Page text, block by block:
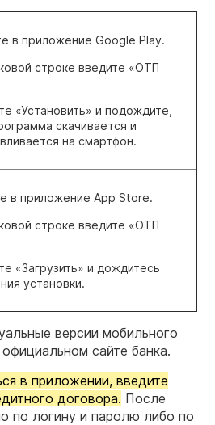
в приложение Google Play.
строке введите «ОТП
«Установить» и подождите,
скачивается и
на смартфон.
в приложение App Store.
строке введите «ОТП
«Загрузить» и дождитесь
установки.
версии мобильного
сайте банка.
в приложении, введите
договора. После
по логину и паролю либо по